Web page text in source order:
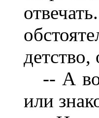
-- А
или